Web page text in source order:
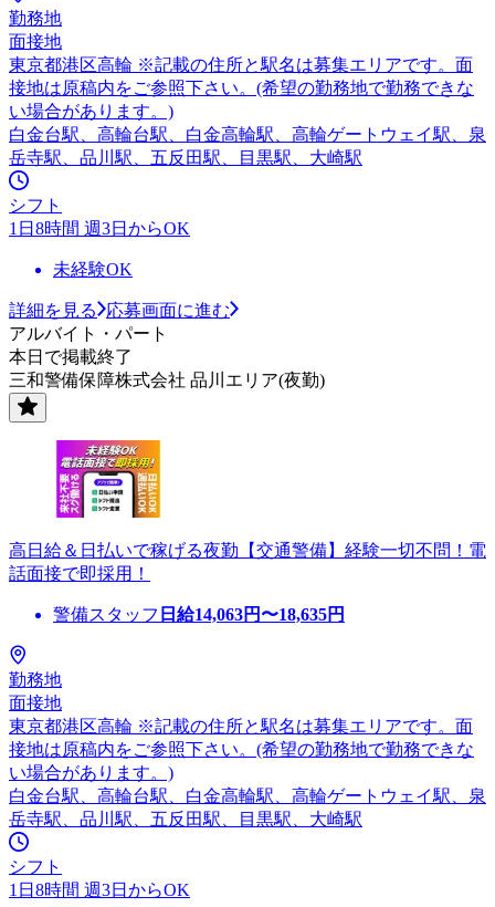
勤務地
面接地
東京都港区高輪 ※記載の住所と駅名は募集エリアです。面
接地は原稿内をご参照下さい。(希望の勤務地で勤務できな
い場合があります。)
白金台駅、高輪台駅、白金高輪駅、高輪ゲートウェイ駅、泉
岳寺駅、品川駅、五反田駅、目黒駅、大崎駅
シフト
1日8時間 週3日からOK
未経験OK
詳細を見る
応募画面に進む
アルバイト・パート
本日で掲載終了
三和警備保障株式会社 品川エリア(夜勤)
高日給＆日払いで稼げる夜勤【交通警備】経験一切不問！電
話面接で即採用！
警備スタッフ 日給14,063円〜18,635円
勤務地
面接地
東京都港区高輪 ※記載の住所と駅名は募集エリアです。面
接地は原稿内をご参照下さい。(希望の勤務地で勤務できな
い場合があります。)
白金台駅、高輪台駅、白金高輪駅、高輪ゲートウェイ駅、泉
岳寺駅、品川駅、五反田駅、目黒駅、大崎駅
シフト
1日8時間 週3日からOK